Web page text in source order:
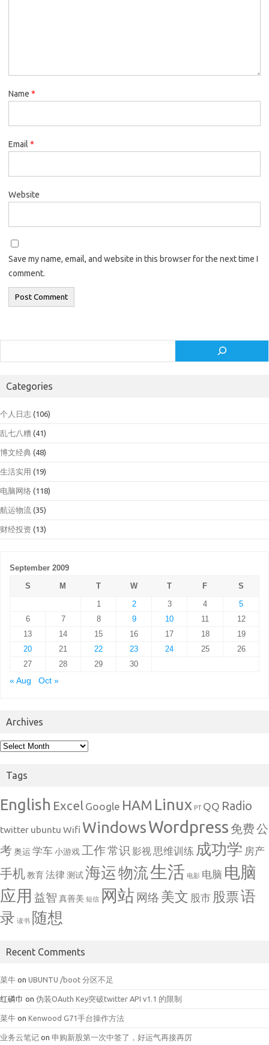
Name *
Email *
Website
Save my name, email, and website in this browser for the next time I
comment.
Categories
个人日志 (106)
乱七八糟 (41)
博文经典 (48)
生活实用 (19)
电脑网络 (118)
航运物流 (35)
财经投资 (13)
September 2009
S
M T W T F
S
1
2 3 4
5
6
7 8 9 10 11
12
13
14 15 16 17 18
19
20
21 22 23 24 25
26
27
28 29
30
« Aug
Oct »
Archives
Archives
Tags
English Excel Google HAM Linux PT QQ Radio
twitter ubuntu Wifi WindowsWordpress 免费公
考奥运 学车小游戏 工作常识 影视 思维训练 成功学 房产
手机 教育法律测试海运物流生活 电影 电脑 电脑
应用 益智 真善美 短信 网站 网络 美文 股市 股票语
录 读书 随想
Recent Comments
菜牛 on UBUNTU /boot 分区不足
红磷巾 on 伪装OAuth Key突破twitter API v1.1 的限制
菜牛 on Kenwood G71手台操作方法
业务云笔记 on 申购新股第一次中签了，好运气再接再厉